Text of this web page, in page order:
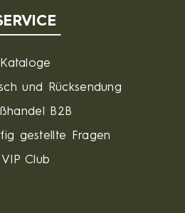
Kataloge
und Rücksendung
B2B
gestellte Fragen
VIP Club